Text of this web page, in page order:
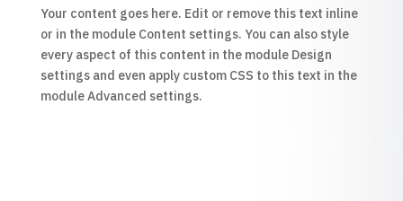
Your content goes here. Edit or remove this text inline
or in the module Content settings. You can also style
every aspect of this content in the module Design
settings and even apply custom CSS to this text in the
module Advanced settings.